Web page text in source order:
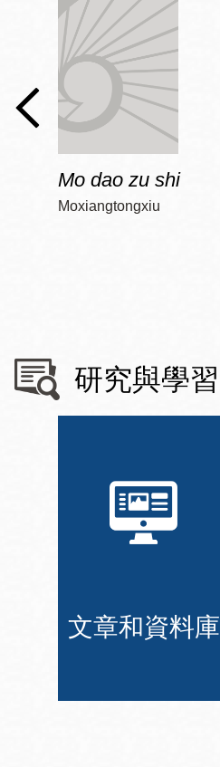
Mo dao zu shi
Moxiangtongxiu
研究與學習
文章和資料庫